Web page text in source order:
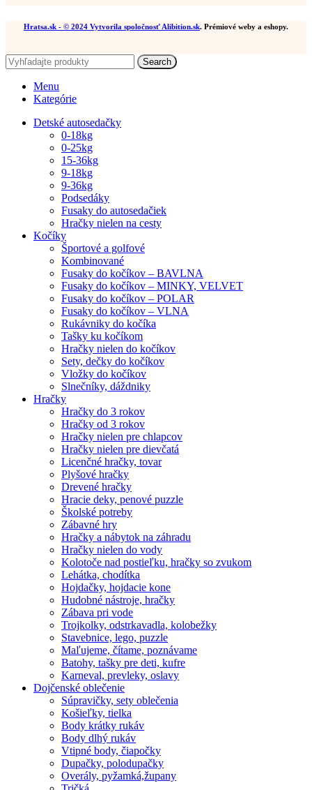
Hratsa.sk - © 2024 Vytvorila spoločnosť Alibition.sk. Prémiové weby a eshopy.
Search
Menu
Kategórie
Detské autosedačky
0-18kg
0-25kg
15-36kg
9-18kg
9-36kg
Podsedáky
Fusaky do autosedačiek
Hračky nielen na cesty
Kočíky
Športové a golfové
Kombinované
Fusaky do kočíkov – BAVLNA
Fusaky do kočíkov – MINKY, VELVET
Fusaky do kočíkov – POLAR
Fusaky do kočíkov – VLNA
Rukávniky do kočíka
Tašky ku kočíkom
Hračky nielen do kočíkov
Sety, dečky do kočíkov
Vložky do kočíkov
Slnečníky, dáždniky
Hračky
Hračky do 3 rokov
Hračky od 3 rokov
Hračky nielen pre chlapcov
Hračky nielen pre dievčatá
Licenčné hračky, tovar
Plyšové hračky
Drevené hračky
Hracie deky, penové puzzle
Školské potreby
Zábavné hry
Hračky a nábytok na záhradu
Hračky nielen do vody
Kolotoče nad postieľku, hračky so zvukom
Lehátka, chodítka
Hojdačky, hojdacie kone
Hudobné nástroje, hračky
Zábava pri vode
Trojkolky, odstrkavadla, kolobežky
Stavebnice, lego, puzzle
Maľujeme, čítame, poznávame
Batohy, tašky pre deti, kufre
Karneval, prevleky, oslavy
Dojčenské oblečenie
Súpravičky, sety oblečenia
Košieľky, tielka
Body krátky rukáv
Body dlhý rukáv
Vtipné body, čiapočky
Dupačky, polodupačky
Overály, pyžamká,župany